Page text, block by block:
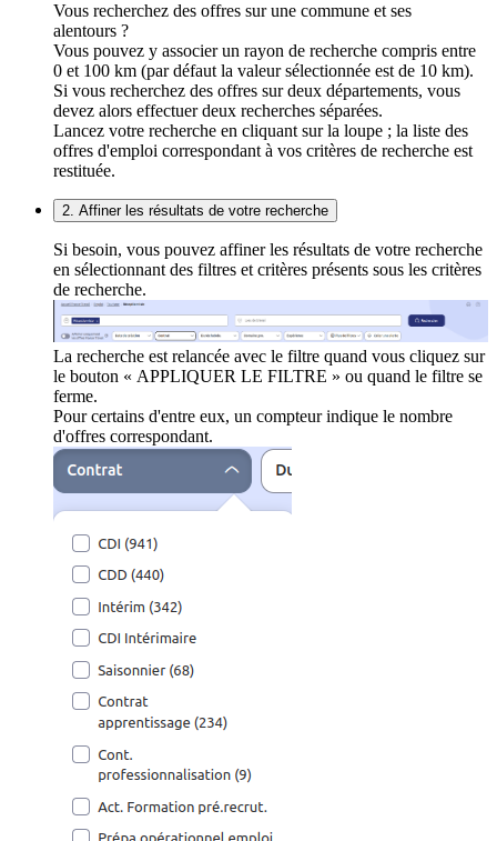
Vous recherchez des offres sur une commune et ses
alentours ?
Vous pouvez y associer un rayon de recherche compris entre
0 et 100 km (par défaut la valeur sélectionnée est de 10 km).
Si vous recherchez des offres sur deux départements, vous
devez alors effectuer deux recherches séparées.
Lancez votre recherche en cliquant sur la loupe ; la liste des
offres d'emploi correspondant à vos critères de recherche est
restituée.
2. Affiner les résultats de votre recherche
Si besoin, vous pouvez affiner les résultats de votre recherche
en sélectionnant des filtres et critères présents sous les critères
de recherche.
La recherche est relancée avec le filtre quand vous cliquez sur
le bouton « APPLIQUER LE FILTRE » ou quand le filtre se
ferme.
Pour certains d'entre eux, un compteur indique le nombre
d'offres correspondant.